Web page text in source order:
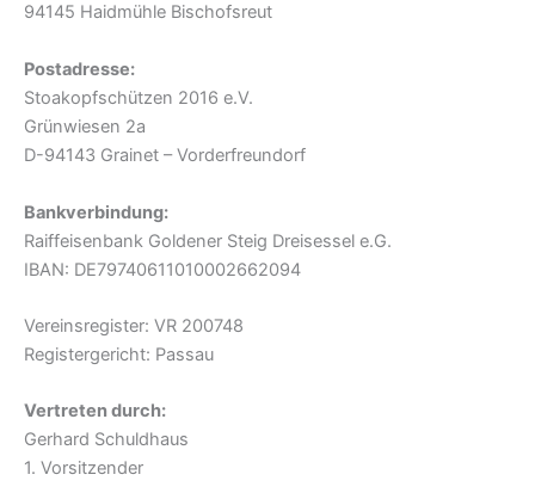
94145 Haidmühle Bischofsreut
Postadresse:
Stoakopfschützen 2016 e.V.
Grünwiesen 2a
D-94143 Grainet – Vorderfreundorf
Bankverbindung:
Raiffeisenbank Goldener Steig Dreisessel e.G.
IBAN: DE79740611010002662094
Vereinsregister: VR 200748
Registergericht: Passau
Vertreten durch:
Gerhard Schuldhaus
1. Vorsitzender